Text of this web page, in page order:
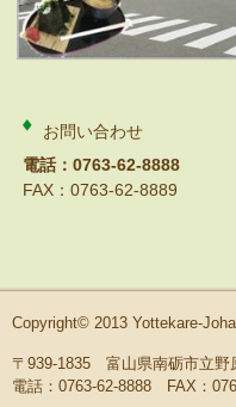
お問い合わせ
電話：0763-62-8888
FAX：0763-62-8889
Copyright© 2013 Yottekare-
〒939-1835 富山県南砺市立
電話：0763-62-8888 FAX：